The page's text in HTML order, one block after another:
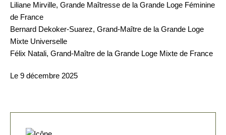
Liliane Mirville, Grande Maîtresse de la Grande Loge Féminine
de France
Bernard Dekoker-Suarez, Grand-Maître de la Grande Loge
Mixte Universelle
Félix Natali, Grand-Maître de la Grande Loge Mixte de France
Le 9 décembre 2025